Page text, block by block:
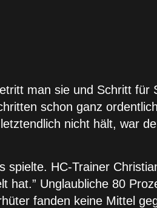
man sie und Schritt für
schon ganz
nicht hält, war
HC-Trainer
hat.” Unglaubliche 80
fanden keine Mittel